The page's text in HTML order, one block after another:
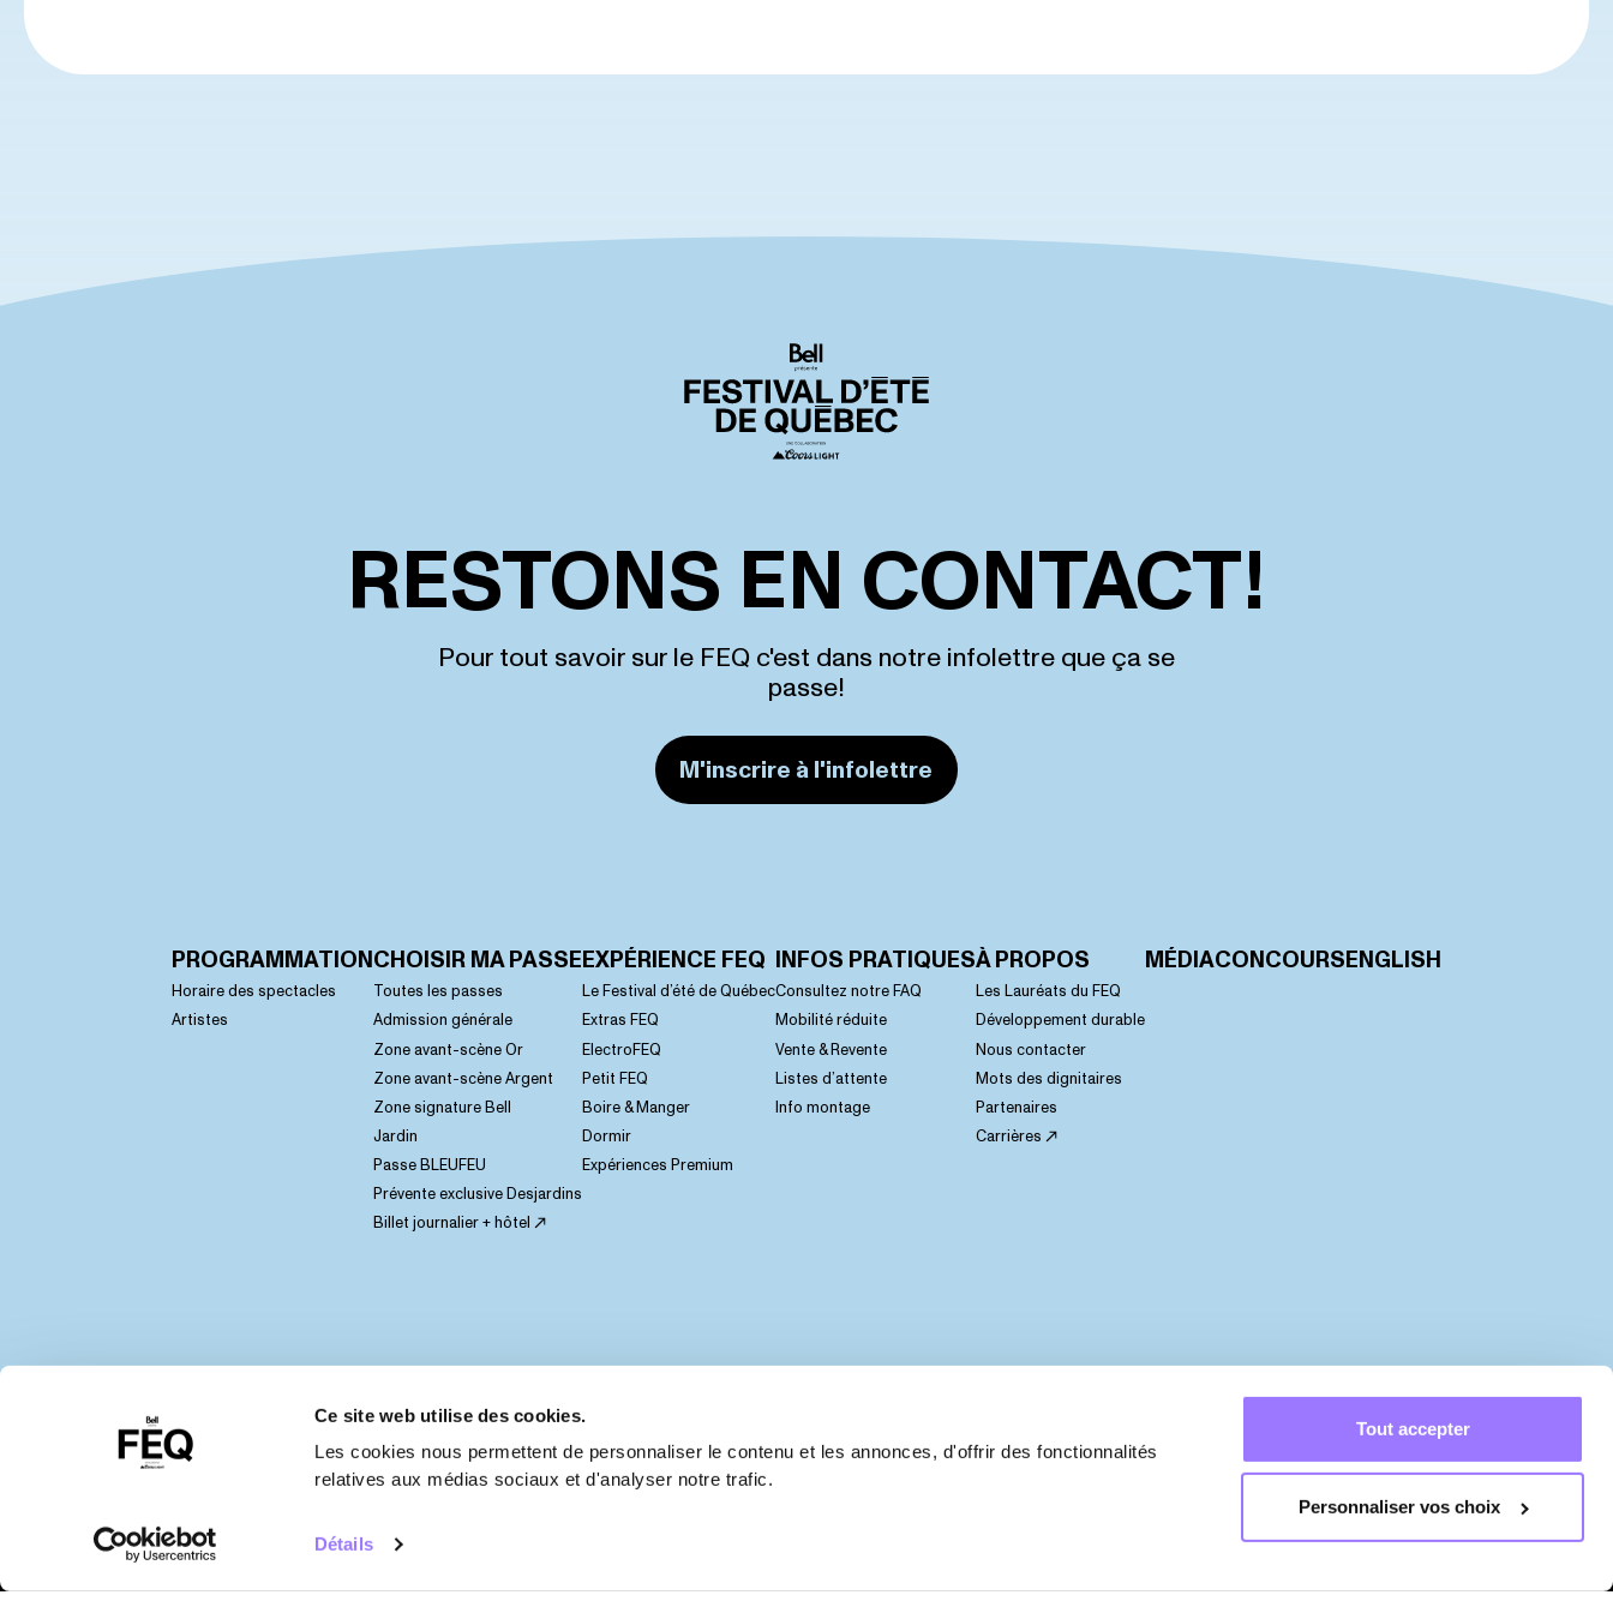
Ce site web utilise des cookies.
Les cookies nous permettent de personnaliser le contenu et les annonces, d'offrir des fonctionnalités
relatives aux médias sociaux et d'analyser notre trafic.
Détails
Tout accepter
Personnaliser vos choix
RESTONS EN CONTACT!
Pour tout savoir sur le FEQ c'est dans notre infolettre que ça se
passe!
M'inscrire à l'infolettre
PROGRAMMATION
Horaire des spectacles
Artistes
CHOISIR MA PASSE
Toutes les passes
Admission générale
Zone avant-scène Or
Zone avant-scène Argent
Zone signature Bell
Jardin
Passe BLEUFEU
Prévente exclusive Desjardins
Billet journalier + hôtel
EXPÉRIENCE FEQ
Le Festival d’été de Québec
Extras FEQ
ElectroFEQ
Petit FEQ
Boire & Manger
Dormir
Expériences Premium
INFOS PRATIQUES
Consultez notre FAQ
Mobilité réduite
Vente & Revente
Listes d’attente
Info montage
À PROPOS
Les Lauréats du FEQ
Développement durable
Nous contacter
Mots des dignitaires
Partenaires
Carrières
MÉDIACONCOURSENGLISH